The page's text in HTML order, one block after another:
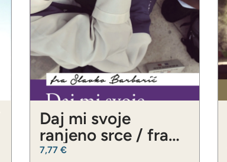
Daj mi svoje
ranjeno srce / fra
Slavko Barbarić
7,77 €